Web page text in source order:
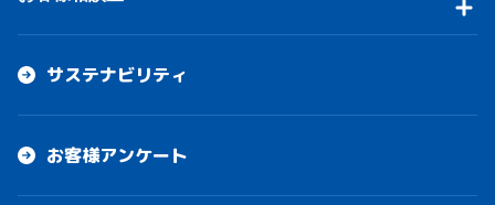
サステナビリティ
お客様アンケート